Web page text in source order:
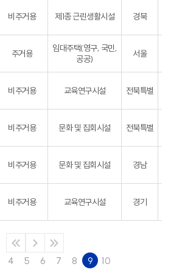
비주거용 제1종 근린생활시설 경북
주거용
임대주택(영구, 국민,
공공)
서울
비주거용 교육연구시설 전북특별
비주거용 문화 및 집회시설 전북특별
비주거용 문화 및 집회시설 경남
비주거용 교육연구시설 경기
4 5 6 7 8 9 10